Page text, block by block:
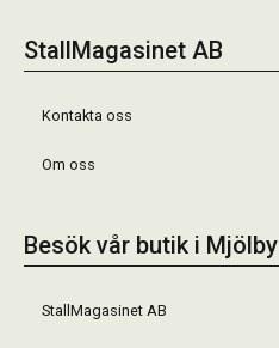
StallMagasinet AB
Kontakta oss
Om oss
Besök vår butik i Mjölby
StallMagasinet AB